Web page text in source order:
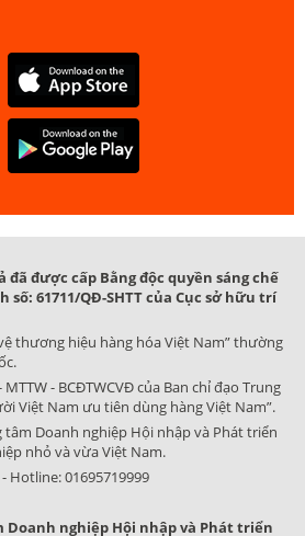
đã được cấp Bằng độc quyền sáng chế
số: 61711/QĐ-SHTT của Cục sở hữu trí
thương hiệu hàng hóa Việt Nam” thường
- BCĐTWCVĐ của Ban chỉ đạo Trung
Việt Nam ưu tiên dùng hàng Việt Nam”.
tâm Doanh nghiệp Hội nhập và Phát triển
nhỏ và vừa Việt Nam.
- Hotline:01695719999
Doanh nghiệp Hội nhập và Phát triển